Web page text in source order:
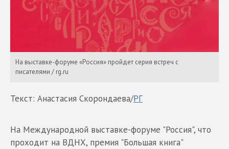
На выставке-форуме «Россия» пройдет серия встреч с
писателями / rg.ru
Текст: Анастасия Скорондаева/РГ
На Международной выставке-форуме "Россия", что
проходит на ВДНХ, премия "Большая книга"